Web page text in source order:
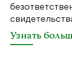
Узнать